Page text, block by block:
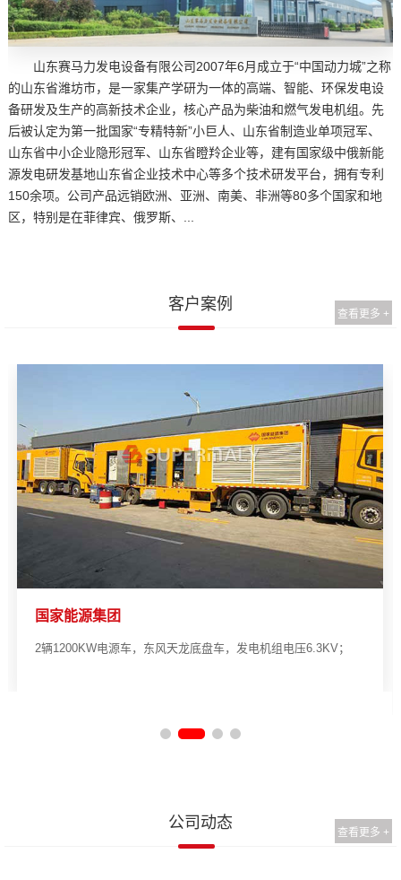
山东赛马力发电设备有限公司2007年6月成立于“中国动力城”之称
的山东省潍坊市，是一家集产学研为一体的高端、智能、环保发电设
备研发及生产的高新技术企业，核心产品为柴油和燃气发电机组。先
后被认定为第一批国家“专精特新”小巨人、山东省制造业单项冠军、
山东省中小企业隐形冠军、山东省瞪羚企业等，建有国家级中俄新能
源发电研发基地山东省企业技术中心等多个技术研发平台，拥有专利
150余项。公司产品远销欧洲、亚洲、南美、非洲等80多个国家和地
区，特别是在菲律宾、俄罗斯、...
客户案例
查看更多 +
国家能源集团
2辆1200KW电源车，东风天龙底盘车，发电机组电压6.3KV；
公司动态
查看更多 +